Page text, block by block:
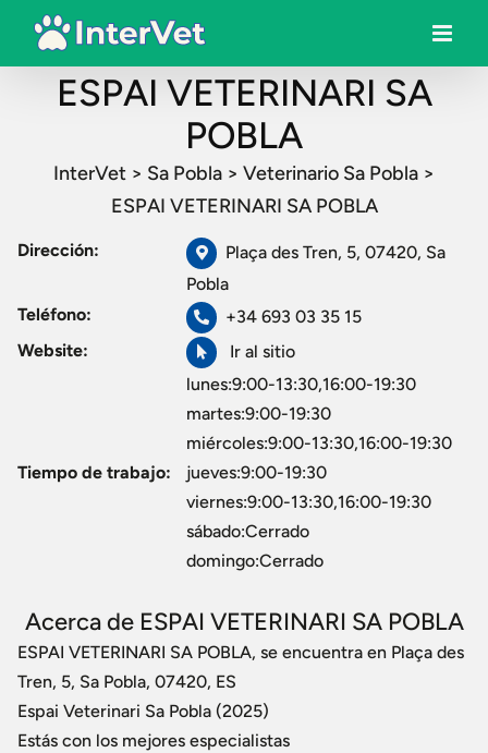
ESPAI VETERINARI SA
POBLA
InterVet > Sa Pobla > Veterinario Sa Pobla >
ESPAI VETERINARI SA POBLA
Dirección:
Plaça des Tren, 5, 07420, Sa
Pobla
Teléfono:
+34 693 03 35 15
Website:
Ir al sitio
Tiempo de trabajo:
lunes:9:00-13:30,16:00-19:30
martes:9:00-19:30
miércoles:9:00-13:30,16:00-19:30
jueves:9:00-19:30
viernes:9:00-13:30,16:00-19:30
sábado:Cerrado
domingo:Cerrado
Acerca de ESPAI VETERINARI SA POBLA
ESPAI VETERINARI SA POBLA, se encuentra en Plaça des
Tren, 5, Sa Pobla, 07420, ES
Espai Veterinari Sa Pobla (2025)
Estás con los mejores especialistas